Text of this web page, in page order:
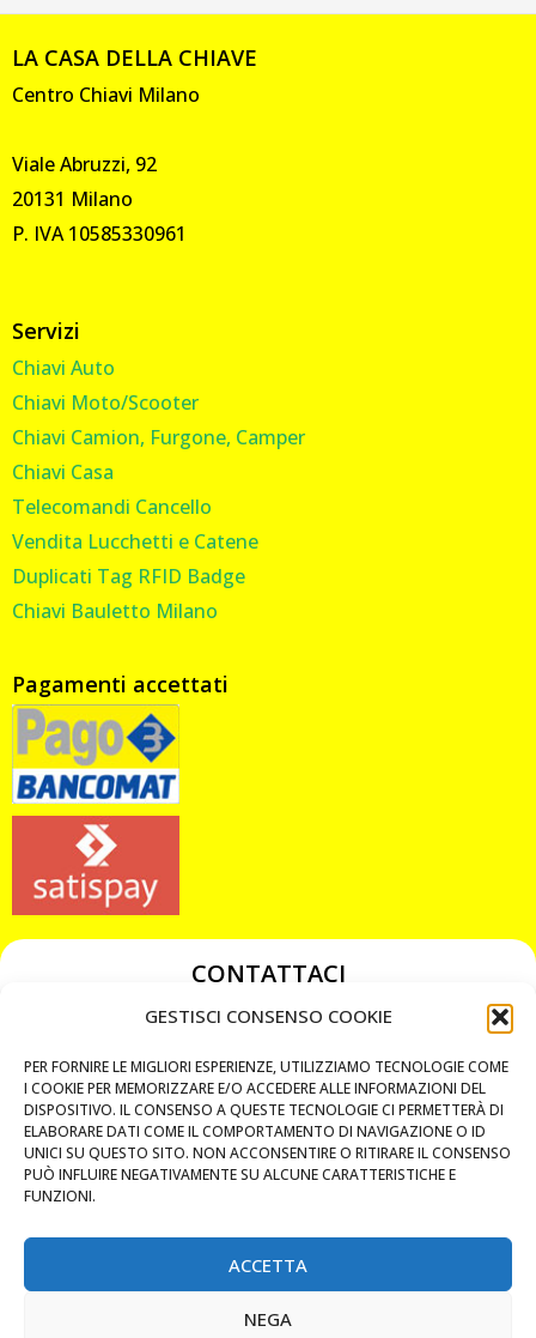
GESTISCI CONSENSO COOKIE
PER FORNIRE LE MIGLIORI ESPERIENZE, UTILIZZIAMO TECNOLOGIE COME
I COOKIE PER MEMORIZZARE E/O ACCEDERE ALLE INFORMAZIONI DEL
DISPOSITIVO. IL CONSENSO A QUESTE TECNOLOGIE CI PERMETTERÀ DI
ELABORARE DATI COME IL COMPORTAMENTO DI NAVIGAZIONE O ID
UNICI SU QUESTO SITO. NON ACCONSENTIRE O RITIRARE IL CONSENSO
PUÒ INFLUIRE NEGATIVAMENTE SU ALCUNE CARATTERISTICHE E
FUNZIONI.
ACCETTA
NEGA
LA CASA DELLA CHIAVE
Centro Chiavi Milano
Viale Abruzzi, 92
20131 Milano
P. IVA 10585330961
Servizi
Chiavi Auto
Chiavi Moto/Scooter
Chiavi Camion, Furgone, Camper
Chiavi Casa
Telecomandi Cancello
Vendita Lucchetti e Catene
Duplicati Tag RFID Badge
Chiavi Bauletto Milano
Pagamenti accettati
CONTATTACI
349 3863811
chiavicodificate@gmail.com
Privacy Policy
Cookie Policy
MAPS